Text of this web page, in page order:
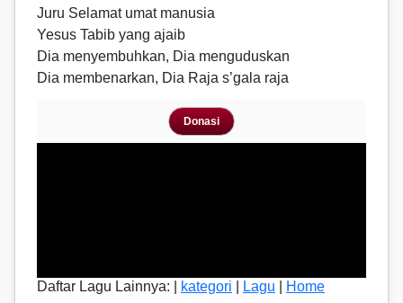
Juru Selamat umat manusia
Yesus Tabib yang ajaib
Dia menyembuhkan, Dia menguduskan
Dia membenarkan, Dia Raja s’gala raja
Donasi
Daftar Lagu Lainnya: | kategori Lagu
Home